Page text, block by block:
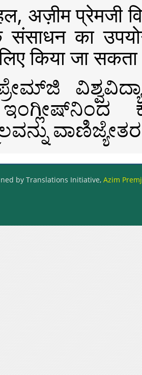
अज़ीम प्रेमजी
संसाधन का
किया जा
by Translations Initiative, Azim